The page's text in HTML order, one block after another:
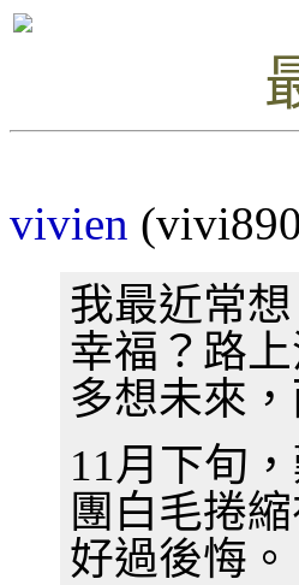
vivien
我最近常
幸福？路
多想未來
11月下旬
團白毛捲
好過後悔。